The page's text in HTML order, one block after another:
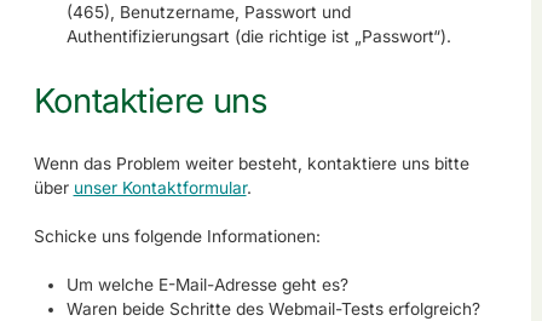
(465), Benutzername, Passwort und
Authentifizierungsart (die richtige ist „Passwort“).
Kontaktiere uns
Wenn das Problem weiter besteht, kontaktiere uns bitte
über unser Kontaktformular.
Schicke uns folgende Informationen:
Um welche E-Mail-Adresse geht es?
Waren beide Schritte des Webmail-Tests erfolgreich?